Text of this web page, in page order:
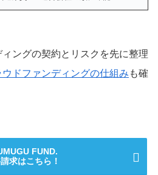
ングの契約とリスクを先に整理
ドファンディングの仕組み も確
FUND.
求はこちら！